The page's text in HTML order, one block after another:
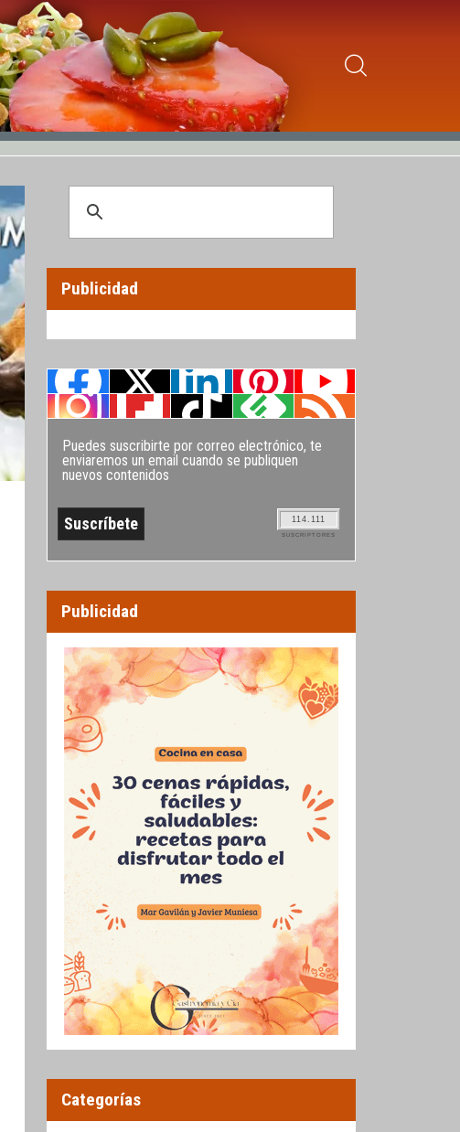
Publicidad
Puedes suscribirte por correo electrónico, te
enviaremos un email cuando se publiquen
nuevos contenidos
114.111
SUSCRIPTORES
Publicidad
Categorías